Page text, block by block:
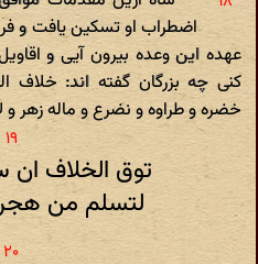
اضطراب او تسکین یافت و
عهده این وعده بیرون آیی و
کنی چه بزرگان گفته اند: خلاف
خضره و طراوه و نضرع و ماله زهر و
توق الخلاف
لتسلم من